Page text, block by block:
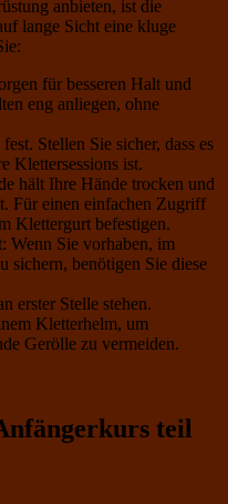
anbieten, ist die
lange Sicht eine kluge
für besseren Halt und
eng anliegen, ohne
Stellen Sie sicher, dass es
Klettersessions ist.
hält Ihre Hände trocken und
Für einen einfachen Zugriff
Klettergurt befestigen.
Wenn Sie vorhaben, im
sichern, benötigen Sie diese
erster Stelle stehen.
Kletterhelm, um
Gerölle zu vermeiden.
teil